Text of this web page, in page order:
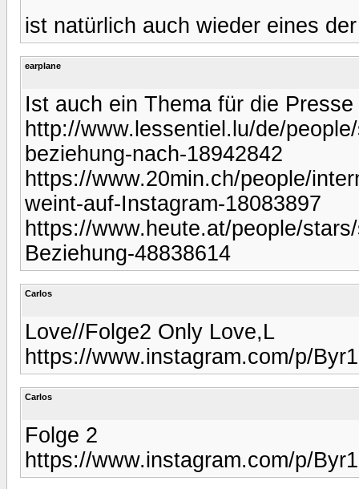
ist natürlich auch wieder eines
earplane
Ist auch ein Thema für die
http://www.lessentiel.lu/de/
beziehung-nach-18942842
https://www.20min.ch/people/
weint-auf-Instagram-18083897
https://www.heute.at/people/
Beziehung-48838614
Carlos
Love//Folge2 Only Love,L
https://www.instagram.com/p/
Carlos
Folge 2
https://www.instagram.com/p/